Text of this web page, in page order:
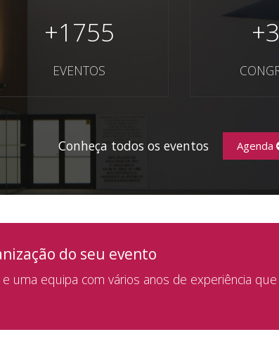
+1755
EVENTOS
+
Conheça todos os eventos Agenda
do seu evento
uma equipa com vários anos de experiência